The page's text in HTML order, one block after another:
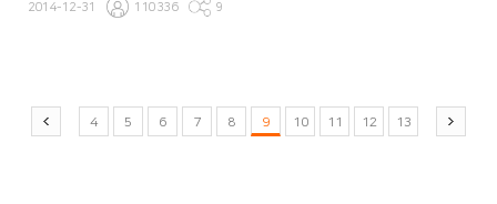
2014-12-31 110336 9
4 5 6 7 8 9 10 11 12 13